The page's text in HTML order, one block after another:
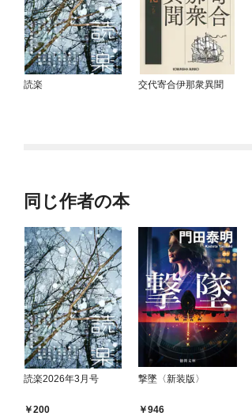
読楽 交代寄合伊那衆異聞
同じ作者の本
読楽2026年3月号
200
撃墜〈新装版〉
946